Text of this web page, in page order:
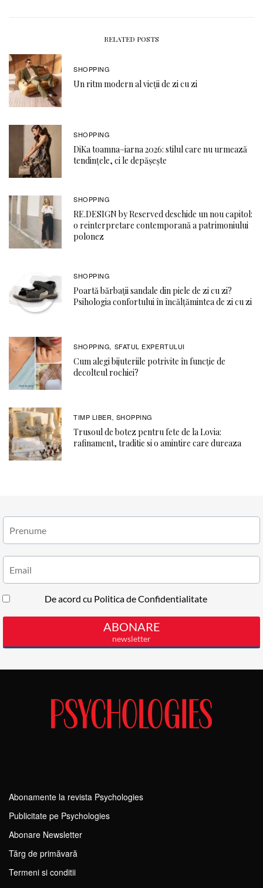
RELATED POSTS
SHOPPING
Un ritm modern al vieții de zi cu zi
SHOPPING
DiKa toamna–iarna 2026: stilul care nu urmează
tendințele, ci le depășește
SHOPPING
RE.DESIGN by Reserved deschide un nou capitol:
o reinterpretare contemporană a patrimoniului
polonez
SHOPPING
Poartă bărbații sandale din piele de zi cu zi?
Psihologia confortului în încălțămintea de zi cu zi
SHOPPING, SFATUL EXPERTULUI
Cum alegi bijuteriile potrivite în funcție de
decolteul rochiei?
TIMP LIBER , SHOPPING
Trusoul de botez pentru fete de la Lovia:
rafinament, traditie si o amintire care dureaza
Abonamente la revista Psychologies
Publicitate pe Psychologies
Abonare Newsletter
Tărg de primăvară
Termeni si conditii